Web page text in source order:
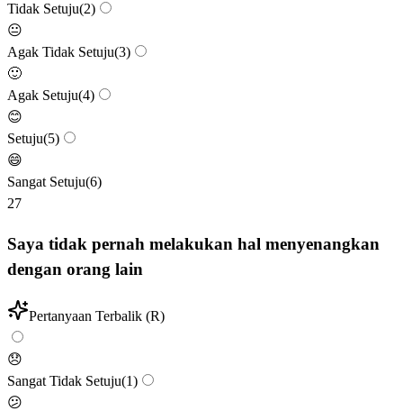
Tidak Setuju(2)
😐
Agak Tidak Setuju(3)
🙂
Agak Setuju(4)
😊
Setuju(5)
😄
Sangat Setuju(6)
27
Saya tidak pernah melakukan hal menyenangkan
dengan orang lain
Pertanyaan Terbalik (R)
😞
Sangat Tidak Setuju(1)
😕